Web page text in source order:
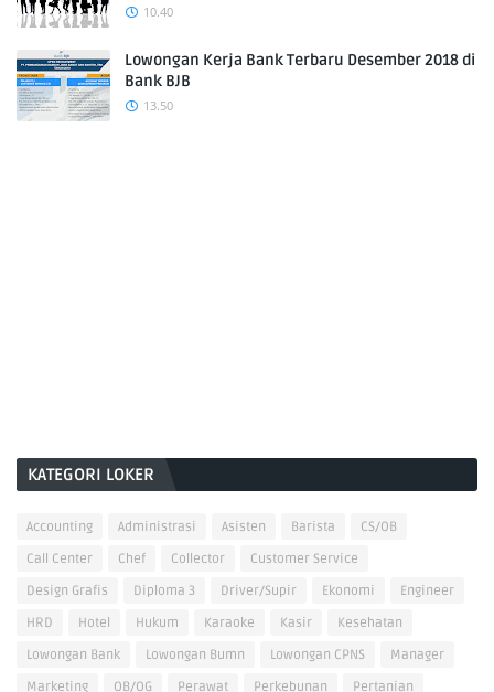
10.40
Lowongan Kerja Bank Terbaru Desember 2018 di
Bank BJB
13.50
KATEGORI LOKER
Accounting Administrasi Asisten Barista
CS/OB
Call Center
Chef Collector
Customer Service
Design Grafis
Diploma 3 Driver/Supir Ekonomi
Engineer
HRD
Hotel Hukum Karaoke Kasir
Kesehatan
Lowongan Bank
Lowongan Bumn Lowongan CPNS
Manager
Marketing
OB/OG Perawat Perkebunan
Pertanian